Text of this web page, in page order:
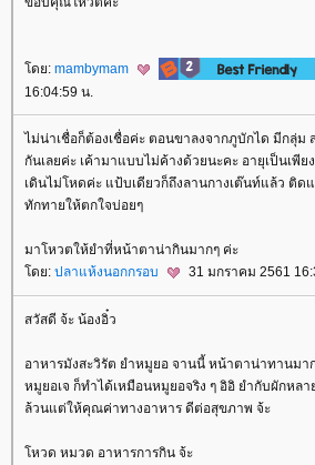
ดย: mambymam
16:04:59 น.
ไม่น่าเชื่อก็ต้องเชื่อค่ะ ตอนขาลงจากภูบักได มีกลุ่ม
กันเลยค่ะ เค้ามาแบบไม่ค้างด้วยนะคะ อายุเป็นเพีย
เดินไม่โหดค่ะ แป้บเดียวก็ถึงลานกางเต๊นท์แล้ว ติด
ทักทายให้ตกใจบ่อยๆ
มาโหวตให้ยำที่หน้าตาน่ากินมากๆ ค่ะ
ดย: ปลาแห้งนอกกรอบ 31 มกราคม 2561
สวัสดี จ้ะ น้องอิ๋ว
อาหารมังสะวิรัต ยำหมูยอ จานนี้ หน้าตาน่าทานมา
หมูยอเจ ก็ทำได้เหมือนหมูยอจริง ๆ อิอิ ยำกับผักหล
ล้วนแต่ให้คุณค่าทางอาหาร ดีต่อสุขภาพ จ้ะ
หวด หมวด อาหารการกิน จ้ะ